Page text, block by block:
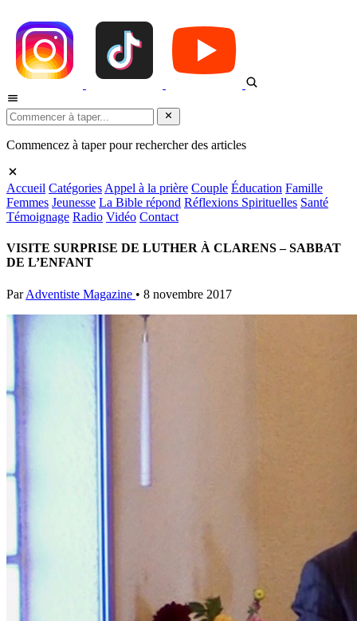
Commencez à taper pour rechercher des articles
Accueil Catégories Appel à la prière Couple Éducation Famille
Femmes Jeunesse La Bible répond Réflexions Spirituelles Santé
Témoignage Radio Vidéo Contact
VISITE SURPRISE DE LUTHER À CLARENS – SABBAT
DE L’ENFANT
Par Adventiste Magazine • 8 novembre 2017